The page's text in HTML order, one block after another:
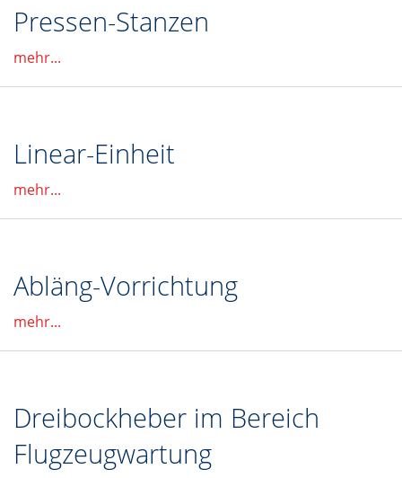
Pressen-Stanzen
mehr...
Linear-Einheit
mehr...
Abläng-Vorrichtung
mehr...
Dreibockheber im Bereich
Flugzeugwartung